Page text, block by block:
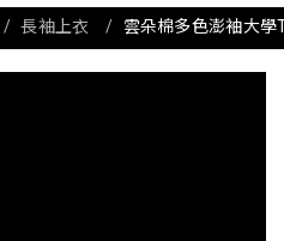
長袖上衣 雲朵棉多色澎袖大學